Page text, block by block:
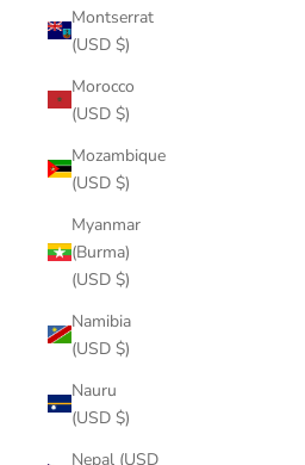
Montserrat
(USD $)
Morocco
(USD $)
Mozambique
(USD $)
Myanmar
(Burma)
(USD $)
Namibia
(USD $)
Nauru
(USD $)
Nepal (USD